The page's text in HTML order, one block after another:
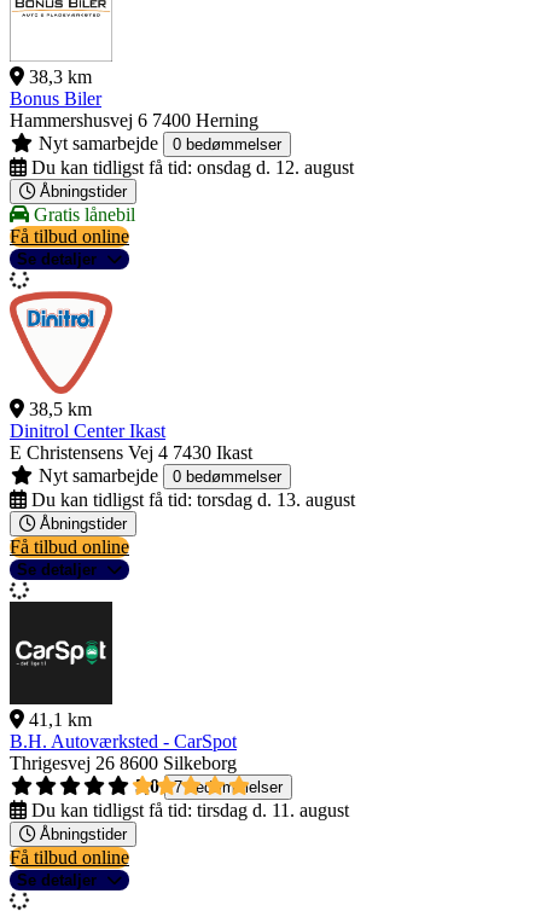
38,3 km
Bonus Biler
Hammershusvej 6 7400 Herning
Nyt samarbejde
0 bedømmelser
Du kan tidligst få tid: onsdag d. 12. august
Åbningstider
Gratis lånebil
Få tilbud online
Se detaljer
38,5 km
Dinitrol Center Ikast
E Christensens Vej 4 7430 Ikast
Nyt samarbejde
0 bedømmelser
Du kan tidligst få tid: torsdag d. 13. august
Åbningstider
Få tilbud online
Se detaljer
41,1 km
B.H. Autoværksted - CarSpot
Thrigesvej 26 8600 Silkeborg
5,0
7 bedømmelser
Du kan tidligst få tid: tirsdag d. 11. august
Åbningstider
Få tilbud online
Se detaljer